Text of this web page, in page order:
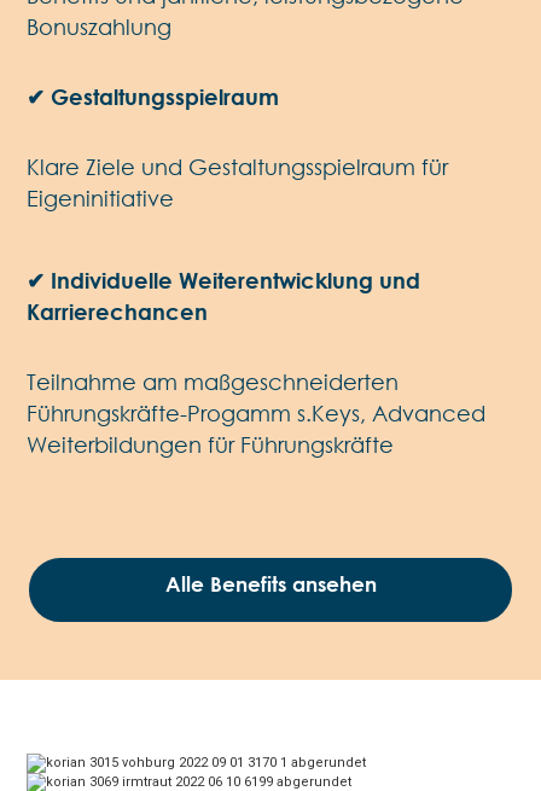
Bonuszahlung
✔ Gestaltungsspielraum
Klare Ziele und Gestaltungsspielraum für
Eigeninitiative
✔ Individuelle Weiterentwicklung und
Karrierechancen
Teilnahme am maßgeschneiderten
Führungskräfte-Progamm s.Keys, Advanced
Weiterbildungen für Führungskräfte
Alle Benefits ansehen